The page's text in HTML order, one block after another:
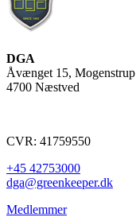
DGA
Åvænget 15, Mogenstrup
4700 Næstved
CVR: 41759550
+45 42753000
dga@greenkeeper.dk
Medlemmer